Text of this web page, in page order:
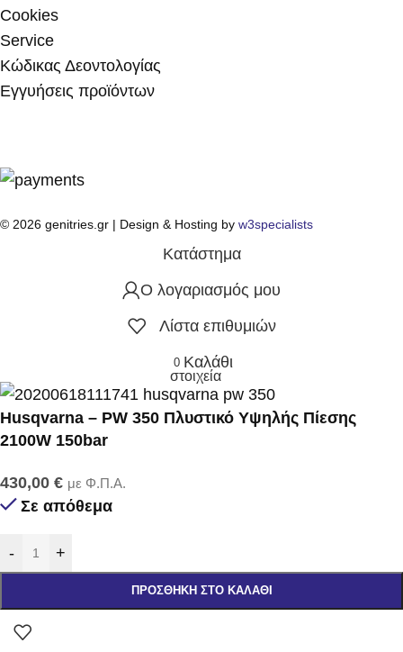
Cookies
Service
Κώδικας Δεοντολογίας
Εγγυήσεις προϊόντων
© 2026 genitries.gr | Design & Hosting by w3specialists
Κατάστημα
Ο λογαριασμός μου
Λίστα επιθυμιών
0
στοιχεία
Καλάθι
Husqvarna – PW 350 Πλυστικό Υψηλής Πίεσης
2100W 150bar
430,00 € με Φ.Π.Α.
Σε απόθεμα
- +
ΠΡΟΣΘΉΚΗ ΣΤΟ ΚΑΛΆΘΙ